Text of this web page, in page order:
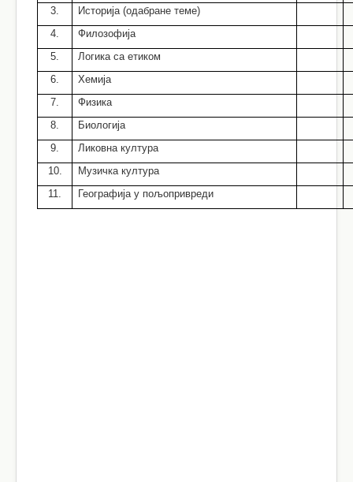
3.
Историја (одабране теме)
4.
Филозофија
5.
Логика са етиком
6.
Хемија
7.
Физика
8.
Биологија
9.
Ликовна култура
10.
Музичка култура
11.
Географија у пољопривреди